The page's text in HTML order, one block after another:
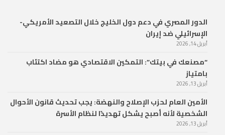
الدور المصري في دعم دول الخليج خلال التصعيد الأمريكي-
الإسرائيلي ضد إيران
أبريل 14, 2026
“مصنعك في بيتك”: التمكين الاقتصادي هو مضاد اكتئاب
بامتياز
أبريل 13, 2026
الأمين العام لحزب الإصلاح والنهضة: يجب تحديث قانون الأحوال
الشخصية لأنه أصبح يشكل تهديدًا لنظام الأسرة
أبريل 13, 2026